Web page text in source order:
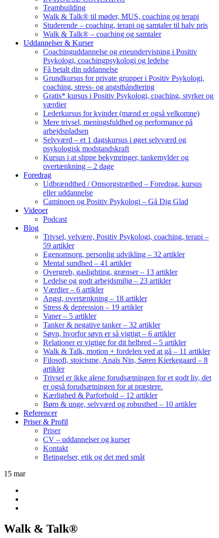
Teambuilding
Walk & Talk® til møder, MUS, coaching og terapi
Studerende – coaching, terapi og samtaler til halv pris
Walk & Talk® – coaching og samtaler
Uddannelser & Kurser
Coachinguddannelse og eneundervisning i Positiv
Psykologi, coachingpsykologi og ledelse
Få betalt din uddannelse
Grundkursus for private grupper i Positiv Psykologi,
coaching, stress- og angsthåndtering
Gratis* kursus i Positiv Psykologi, coaching, styrker og
værdier
Lederkursus for kvinder (mænd er også velkomne)
Mere trivsel, meningsfuldhed og performance på
arbejdspladsen
Selvværd – et 1 dagskursus i øget selvværd og
psykologisk modstandskraft
Kursus i at slippe bekymringer, tankemylder og
overtænkning – 2 dage
Foredrag
Udbrændthed / Omsorgstræthed – Foredrag, kursus
eller uddannelse
Caminoen og Positiv Psykologi – Gå Dig Glad
Videoer
Podcast
Blog
Trivsel, velvære, Positiv Psykologi, coaching, terapi –
59 artikler
Egenomsorg, personlig udvikling – 32 artikler
Mental sundhed – 41 artikler
Overgreb, gaslighting, grænser – 13 artikler
Ledelse og godt arbejdsmiljø – 23 artikler
Værdier – 6 artikler
Angst, overtænkning – 18 artikler
Stress & depression – 19 artikler
Vaner – 5 artikler
Tanker & negative tanker – 32 artikler
Søvn, hvorfor søvn er så vigtigt – 6 artikler
Relationer er vigtige for dit helbred – 5 artikler
Walk & Talk, motion + fordelen ved at gå – 11 artikler
Filosofi, stoicisme, Anaïs Nin, Søren Kierkegaard – 8
artikler
Trivsel er ikke alene forudsætningen for et godt liv, det
er også forudsætningen for at præstere.
Kærlighed & Parforhold – 12 artikler
Børn & unge, selvværd og robusthed – 10 artikler
Referencer
Priser & Profil
Priser
CV – uddannelser og kurser
Kontakt
Betingelser, etik og det med småt
15 mar
Walk & Talk®